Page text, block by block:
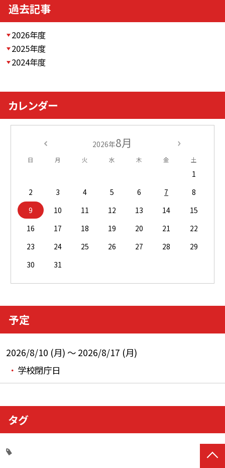
過去記事
2026年度
2025年度
2024年度
カレンダー
2026年8月
日 月 火 水 木 金 土
1
2
3 4 5 6 7
8
9
10 11 12 13 14
15
16
17 18 19 20 21
22
23
24 25 26 27 28
29
30
31
予定
2026/8/10 (月) ～ 2026/8/17 (月)
学校閉庁日
タグ